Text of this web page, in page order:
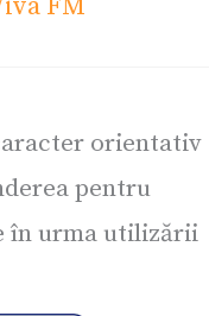
orientativ
pentru
în urma utilizării